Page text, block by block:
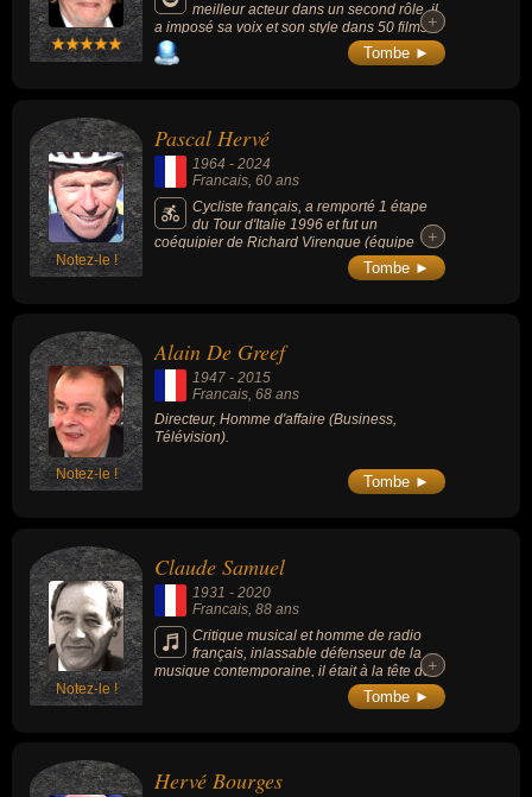
meilleur acteur dans un second rôle, il
a imposé sa voix et son style dans 50 films
environ. Figure de films de Jacques Audiard,
il est connu pour ses rôle dans « Stavisky »
(2009, gangster), « Quai d’Orsay » (2013,
comédie, avec Thierry Lhermitte), « Au revoir
là-haut » (2017, historique, avec Albert
Dupontel).
+
+
Tombe ►
Notez-le !
Pascal Hervé
1964 - 2024
Francais , 60 ans
Cycliste français, a remporté 1 étape
du Tour d'Italie 1996 et fut un
coéquipier de Richard Virenque (équipe
Festina éjectée du Tour de France 1998).
Devenu directeur sportif de l'équipe
+
+
Tombe ►
Notez-le !
Alain De Greef
1947 - 2015
Francais, 68 ans
Directeur, Homme d'affaire (Business,
Télévision).
Tombe ►
Notez-le !
Claude Samuel
1931 - 2020
Francais , 88 ans
Critique musical et homme de radio
français, inlassable défenseur de la
musique contemporaine, il était à la tête des
festivals de Royan et de la Rochelle. Proche
de Pierre Boulez, il fut aussi directeur de la
+
+
Tombe ►
Hervé Bourges